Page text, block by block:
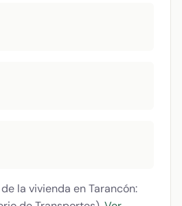
la vivienda en Tarancón: